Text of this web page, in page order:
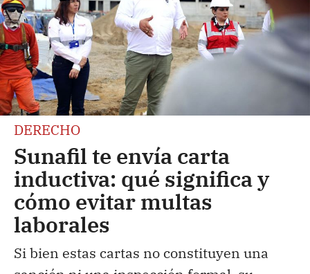
DERECHO
Sunafil te envía carta
inductiva: qué significa y
cómo evitar multas
laborales
Si bien estas cartas no constituyen una